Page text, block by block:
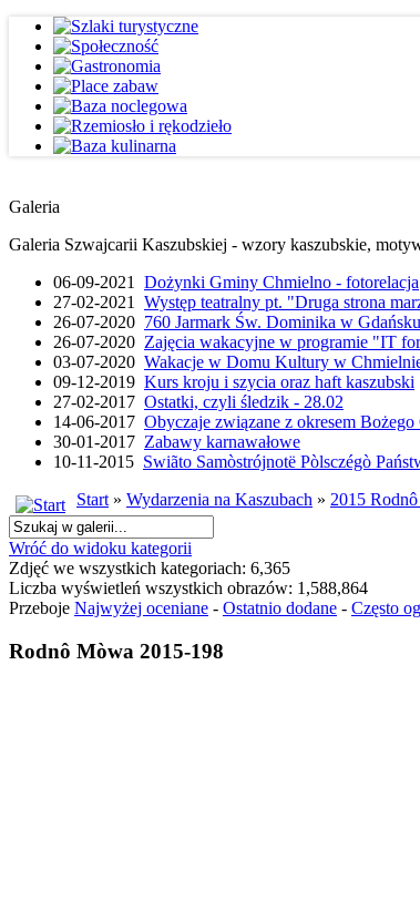
Galeria
Galeria Szwajcarii Kaszubskiej - wzory kaszubskie,
06-09-2021 Dożynki Gminy Chmielno - fotorelacja
27-02-2021 Występ teatralny pt. "Druga strona
26-07-2020 760 Jarmark Św. Dominika w
26-07-2020 Zajęcia wakacyjne w programie "IT
03-07-2020 Wakacje w Domu Kultury w
09-12-2019 Kurs kroju i szycia oraz haft kaszubski
27-02-2017 Ostatki, czyli śledzik - 28.02
14-06-2017 Obyczaje związane z okresem
30-01-2017 Zabawy karnawałowe
10-11-2015 Swiãto Samòstrójnotë Pòlsczégò
Start» Wydarzenia na Kaszubach » 2015
Wróć do widoku kategorii
Zdjęć we wszystkich kategoriach: 6,365
Liczba wyświetleń wszystkich obrazów: 1,588,864
Przeboje Najwyżej oceniane - Ostatnio dodane - Często
Rodnô Mòwa 2015-198